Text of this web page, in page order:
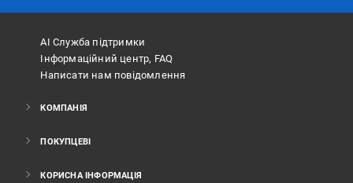
АІ Служба підтримки
Інформаційний центр, FAQ
Написати нам повідомлення
КОМПАНІЯ
ПОКУПЦЕВІ
КОРИСНА ІНФОРМАЦІЯ